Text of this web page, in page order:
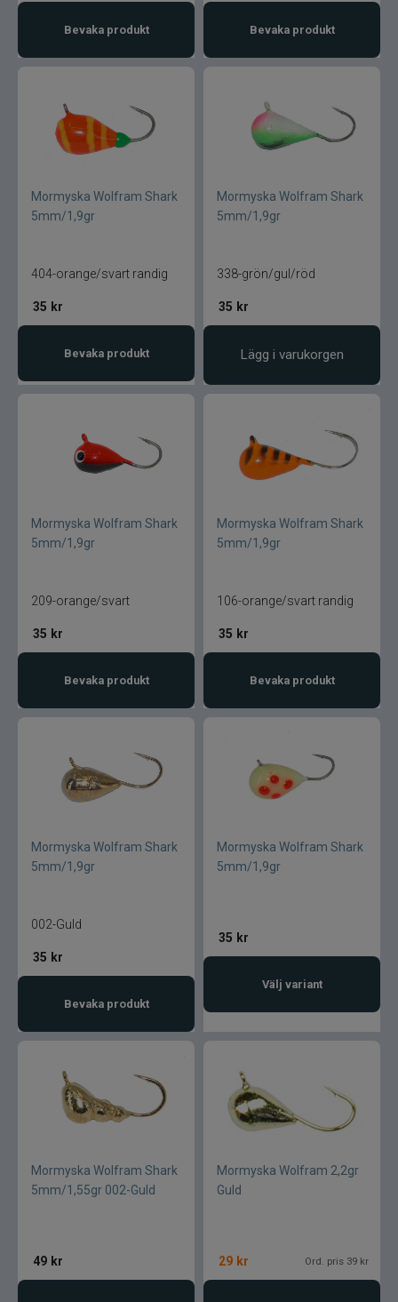
Bevaka produkt Bevaka produkt
Mormyska Wolfram Shark
5mm/1,9gr
404-orange/svart randig
35 kr
Bevaka produkt
Mormyska Wolfram Shark
5mm/1,9gr
338-grön/gul/röd
35 kr
Lägg i varukorgen
Mormyska Wolfram Shark
5mm/1,9gr
209-orange/svart
35 kr
Bevaka produkt
Mormyska Wolfram Shark
5mm/1,9gr
106-orange/svart randig
35 kr
Bevaka produkt
Mormyska Wolfram Shark
5mm/1,9gr
002-Guld
35 kr
Bevaka produkt
Mormyska Wolfram Shark
5mm/1,9gr
35 kr
Välj variant
Mormyska Wolfram Shark
5mm/1,55gr 002-Guld
49 kr
Mormyska Wolfram 2,2gr
Guld
29 kr Ord. pris 39 kr